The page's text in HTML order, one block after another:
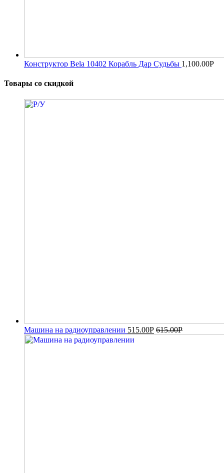
Конструктор Bela 10402 Корабль Дар Судьбы 1,100.00Р
Товары со скидкой
Машина на радиоуправлении 515.00Р 615.00Р